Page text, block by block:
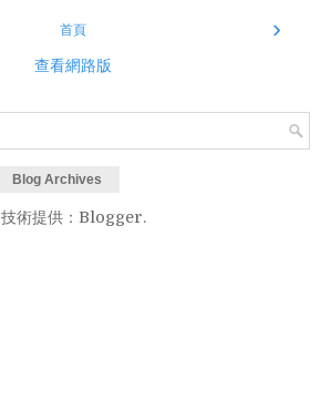
›
首頁
查看網路版
Blog Archives
技術提供： Blogger.